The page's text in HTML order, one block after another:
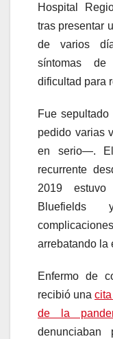
Hospital
tras presentar
de varios
síntomas de
dificultad para
Fue
pedido varias
en serio—.
recurrente
2019
arrebatando la
Enfermo de
recibió una
de la